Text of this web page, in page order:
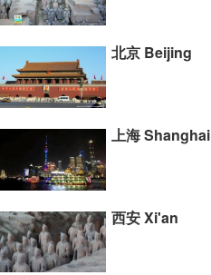
北京 Beijing
上海 Shanghai
西安 Xi'an